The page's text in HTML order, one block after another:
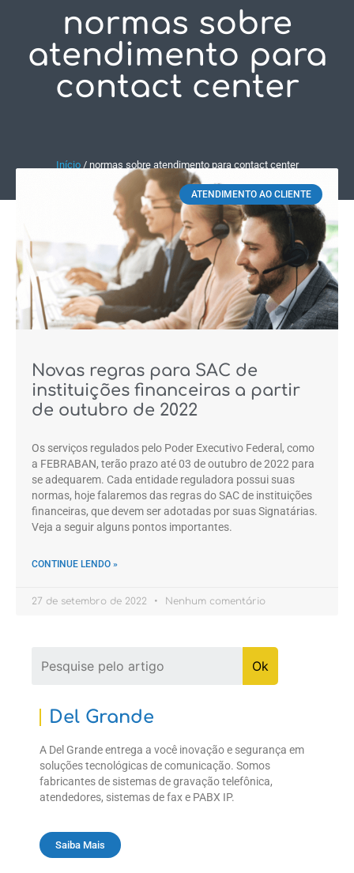
Fale Conosco
normas sobre
atendimento para
contact center
Início/ normas sobre atendimento para contact center
ATENDIMENTO AO CLIENTE
Novas regras para SAC de
instituições financeiras a partir
de outubro de 2022
Os serviços regulados pelo Poder Executivo Federal, como
a FEBRABAN, terão prazo até 03 de outubro de 2022 para
se adequarem. Cada entidade reguladora possui suas
normas, hoje falaremos das regras do SAC de instituições
financeiras, que devem ser adotadas por suas Signatárias.
Veja a seguir alguns pontos importantes.
CONTINUE LENDO »
27 de setembro de 2022 Nenhum comentário
Del Grande
A Del Grande entrega a você inovação e segurança em
soluções tecnológicas de comunicação. Somos
fabricantes de sistemas de gravação telefônica,
atendedores, sistemas de fax e PABX IP.
Saiba Mais